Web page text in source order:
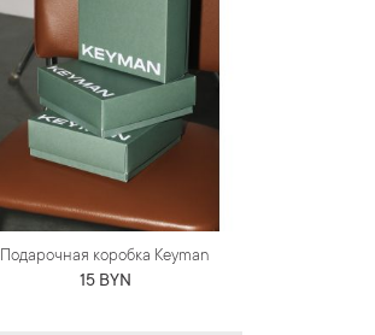
Подарочная коробка Keyman
15 BYN